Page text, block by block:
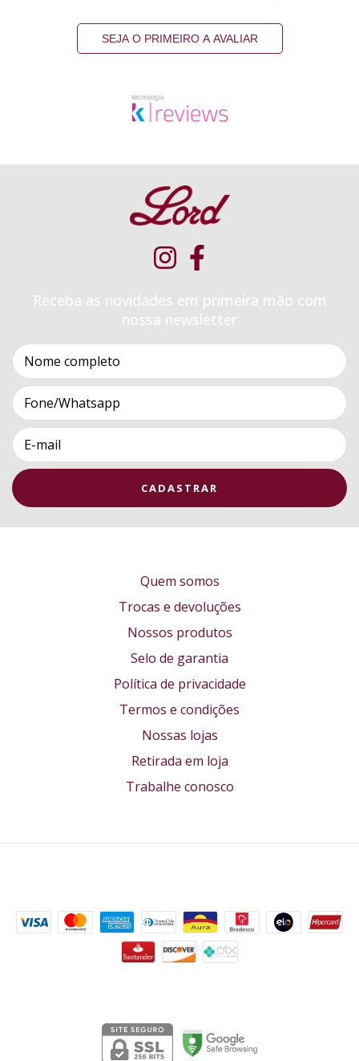
SEJA O PRIMEIRO A AVALIAR
Receba as novidades em primeira mão com
nossa newsletter
Quem somos
Trocas e devoluções
Nossos produtos
Selo de garantia
Política de privacidade
Termos e condições
Nossas lojas
Retirada em loja
Trabalhe conosco